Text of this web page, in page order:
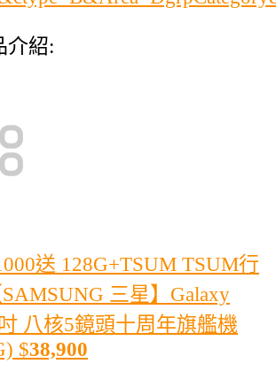
介紹:
送 128G+TSUM TSUM行
三星】Galaxy
八核5鏡頭十周年旗艦機
$38,900